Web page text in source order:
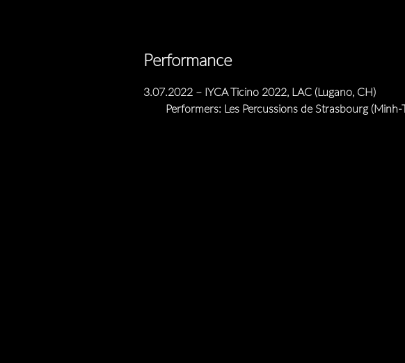
Performance
3.07.2022 – IYCA Ticino 2022, LAC (Lugano, CH)
Performers: Les Percussions de Strasbourg (Minh-